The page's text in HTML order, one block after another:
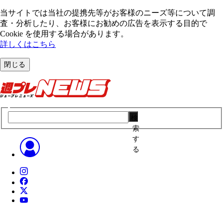
当サイトでは当社の提携先等がお客様のニーズ等について調
査・分析したり、お客様にお勧めの広告を表⽰する⽬的で
Cookie を使⽤する場合があります。
詳しくはこちら
閉じる
索
す
る